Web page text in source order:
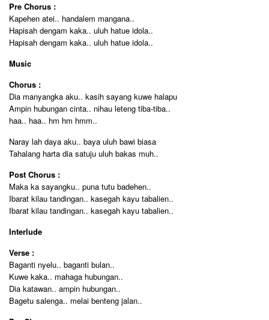
Pre Chorus :
Kapehen atei.. handalem mangana..
Hapisah dengam kaka.. uluh hatue idola..
Hapisah dengam kaka.. uluh hatue idola..
Music
Chorus :
Dia manyangka aku.. kasih sayang kuwe halapu
Ampin hubungan cinta.. nihau leteng tiba-tiba..
haa.. haa.. hm hm hmm..
Naray lah daya aku.. baya uluh bawi biasa
Tahalang harta dia satuju uluh bakas muh..
Post Chorus :
Maka ka sayangku.. puna tutu badehen..
Ibarat kilau tandingan.. kasegah kayu tabalien..
Ibarat kilau tandingan.. kasegah kayu tabalien..
Interlude
Verse :
Baganti nyelu.. baganti bulan..
Kuwe kaka.. mahaga hubungan..
Dia katawan.. ampin hubungan..
Bagetu salenga.. melai benteng jalan..